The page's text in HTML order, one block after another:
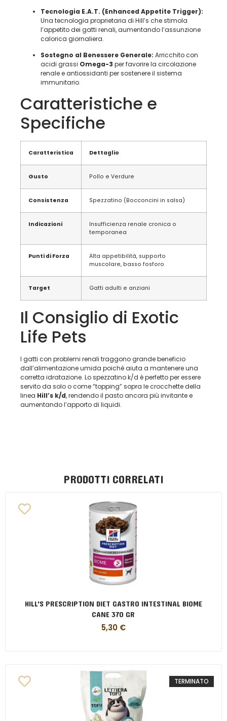
Tecnologia E.A.T. (Enhanced Appetite Trigger):
Una tecnologia proprietaria di Hill’s che stimola
l’appetito dei gatti renali, aumentando l’assunzione
calorica giornaliera.
Sostegno al Benessere Generale: Arricchito con
acidi grassi Omega-3 per favorire la circolazione
renale e antiossidanti per sostenere il sistema
immunitario.
Caratteristiche e
Specifiche
Caratteristica Dettaglio
Gusto Pollo e Verdure
Consistenza Spezzatino (Bocconcini in salsa)
Indicazioni
Insufficienza renale cronica o
temporanea
Punti di Forza
Alta appetibilità, supporto
muscolare, basso fosforo
Target Gatti adulti e anziani
Il Consiglio di Exotic
Life Pets
I gatti con problemi renali traggono grande beneficio
dall’alimentazione umida poiché aiuta a mantenere una
corretta idratazione. Lo spezzatino k/d è perfetto per essere
servito da solo o come “topping” sopra le crocchette della
linea Hill’s k/d, rendendo il pasto ancora più invitante e
aumentando l’apporto di liquidi.
PRODOTTI CORRELATI
HILL'S PRESCRIPTION DIET GASTRO INTESTINAL BIOME
CANE 370 GR
5,30 €
TERMINATO